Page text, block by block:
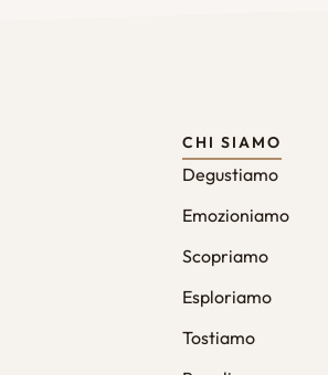
CHI SIAMO
Degustiamo
Emozioniamo
Scopriamo
Esploriamo
Tostiamo